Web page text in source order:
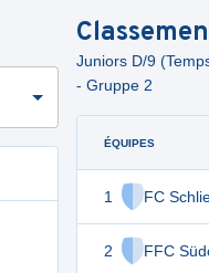
Juniors D/9
- Gruppe 2
ÉQUIPES
1 FC
2 FFC